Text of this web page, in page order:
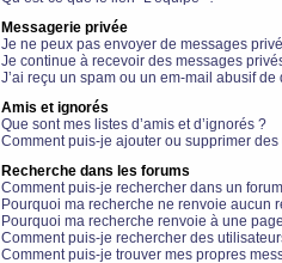
Messagerie privée
Je ne peux pas envoyer de messages
Je continue à recevoir des messages
J’ai reçu un spam ou un em-mail abusif de
Amis et ignorés
Que sont mes listes d’amis et d’ignorés ?
Comment puis-je ajouter ou supprimer
Recherche dans les forums
Comment puis-je rechercher dans un
Pourquoi ma recherche ne renvoie aucun
Pourquoi ma recherche renvoie à une
Comment puis-je rechercher des
Comment puis-je trouver mes propres